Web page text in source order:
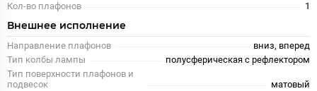
Кол-во плафонов
1
Внешнее исполнение
Направление плафонов
вниз, вперед
Тип колбы лампы
полусферическая с рефлектором
Тип поверхности плафонов и
подвесок
матовый